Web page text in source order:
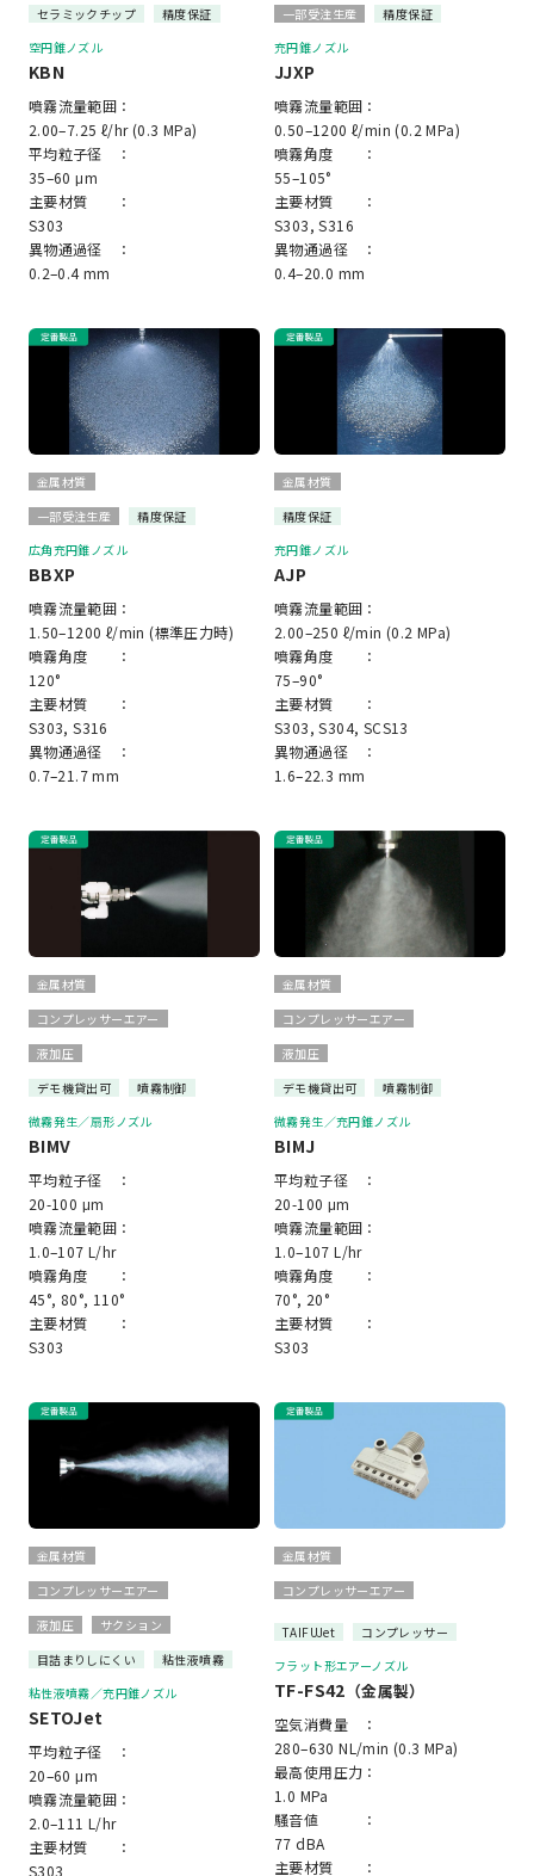
セラミックチップ
精度保証
空円錐ノズル
KBN
噴霧流量範囲：
2.00–7.25 ℓ/hr (0.3 MPa)
平均粒子径 ：
35–60 μm
主要材質 ：
S303
異物通過径 ：
0.2–0.4 mm
一部受注生産
精度保証
充円錐ノズル
JJXP
噴霧流量範囲：
0.50–1200 ℓ/min (0.2 MPa)
噴霧角度 ：
55–105°
主要材質 ：
S303, S316
異物通過径 ：
0.4–20.0 mm
金属材質
一部受注生産
精度保証
広角充円錐ノズル
BBXP
噴霧流量範囲：
1.50–1200 ℓ/min (標準圧力時)
噴霧角度 ：
120°
主要材質 ：
S303, S316
異物通過径 ：
0.7–21.7 mm
金属材質
精度保証
充円錐ノズル
AJP
噴霧流量範囲：
2.00–250 ℓ/min (0.2 MPa)
噴霧角度 ：
75–90°
主要材質 ：
S303, S304, SCS13
異物通過径 ：
1.6–22.3 mm
金属材質
コンプレッサーエアー
液加圧
デモ機貸出可
噴霧制御
微霧発生／扇形ノズル
BIMV
平均粒子径 ：
20-100 μm
噴霧流量範囲：
1.0–107 L/hr
噴霧角度 ：
45°, 80°, 110°
主要材質 ：
S303
金属材質
コンプレッサーエアー
液加圧
デモ機貸出可
噴霧制御
微霧発生／充円錐ノズル
BIMJ
平均粒子径 ：
20-100 μm
噴霧流量範囲：
1.0–107 L/hr
噴霧角度 ：
70°, 20°
主要材質 ：
S303
金属材質
コンプレッサーエアー
液加圧
サクション
目詰まりしにくい
粘性液噴霧
粘性液噴霧／充円錐ノズル
SETOJet
平均粒子径 ：
20–60 μm
噴霧流量範囲：
2.0–111 L/hr
主要材質 ：
S303
金属材質
コンプレッサーエアー
TAIFUJet
コンプレッサー
フラット形エアーノズル
TF-FS42 （金属製）
空気消費量 ：
280–630 NL/min (0.3 MPa)
最高使用圧力：
1.0 MPa
騒音値 ：
77 dBA
主要材質 ：